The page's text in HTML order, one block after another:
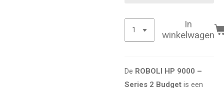
In
winkelwagen
De ROBOLI HP 9000 –
Series 2 Budget is een